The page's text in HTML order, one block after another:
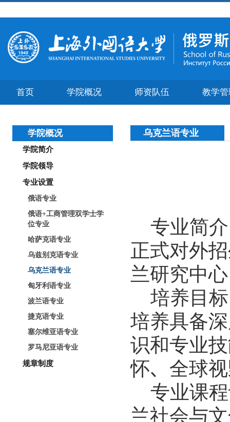
首页 学院概况 师资队伍 教学
学院概况
学院简介
学院领导
专业设置
俄语专业
俄语+工商管理双学士学
位专业
哈萨克语专业
乌兹别克语专业
乌克兰语专业
匈牙利语专业
波兰语专业
捷克语专业
塞尔维亚语专业
罗马尼亚语专业
规章制度
乌克兰语专业
专业简介
正式对外
兰研究中
培养目
培养具备
识和专业
怀、全球
专业课
兰社会与